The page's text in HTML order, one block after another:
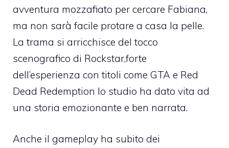
avventura mozzafiato per cercare Fabiana,
ma non sarà facile protare a casa la pelle.
La trama si arricchisce del tocco
scenografico di Rockstar,forte
dell’esperienza con titoli come GTA e Red
Dead Redemption lo studio ha dato vita ad
una storia emozionante e ben narrata.
Anche il gameplay ha subito dei